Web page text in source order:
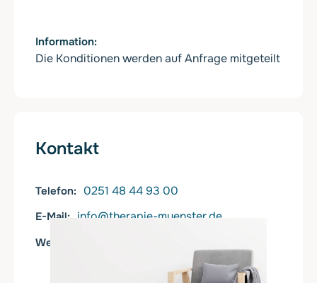
Information
Die Konditionen werden auf Anfrage mitgeteilt
Kontakt
Telefon 0251 48 44 93 00
E-Mail info@therapie-muenster.de
Web